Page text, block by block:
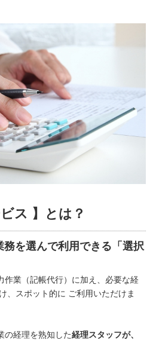
ス 】とは？
を選んで利用できる 「選択
作業（記帳代行）に加え、必要な経
、スポット的に ご利用いただけま
の経理を熟知した経理スタッフが、